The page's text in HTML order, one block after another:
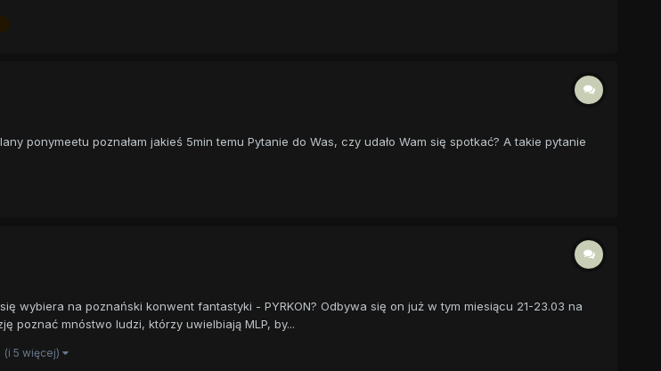
ponymeetu poznałam jakieś 5min temu Pytanie do Was, czy udało Wam się spotkać? A takie pytanie
wybiera na poznański konwent fantastyki - PYRKON? Odbywa się on już w tym miesiącu 21-23.03 na
poznać mnóstwo ludzi, którzy uwielbiają MLP, by...
(i 5 więcej)